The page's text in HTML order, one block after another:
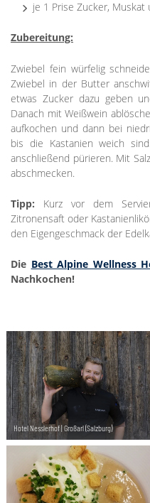
je 1 Prise Zucker, Muskat
Zubereitung:
Zwiebel fein würfelig
Zwiebel in der Butter
etwas Zucker dazu geben
Danach mit Weißwein
aufkochen und dann bei
bis die Kastanien weich
anschließend pürieren. Mit
abschmecken.
Tipp: Kurz vor dem
Zitronensaft oder
den Eigengeschmack der
Die Best Alpine Wellness
Nachkochen!
Hotel Nesslerhof | Großarl (Salzburg)